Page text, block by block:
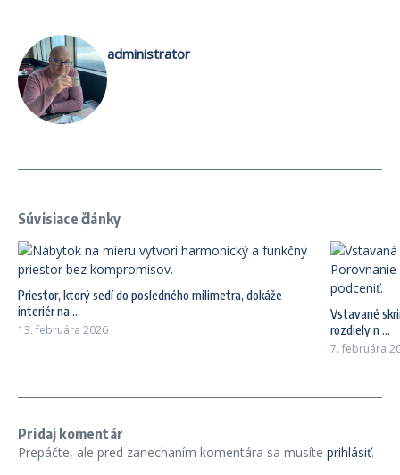
administrator
Súvisiace články
Priestor, ktorý sedí do posledného milimetra, dokáže
interiér na ...
13. februára 2026
Vstavané
rozdiely n ...
7. februára
Pridaj komentár
Prepáčte, ale pred zanechaním komentára sa musíte prihlásiť.